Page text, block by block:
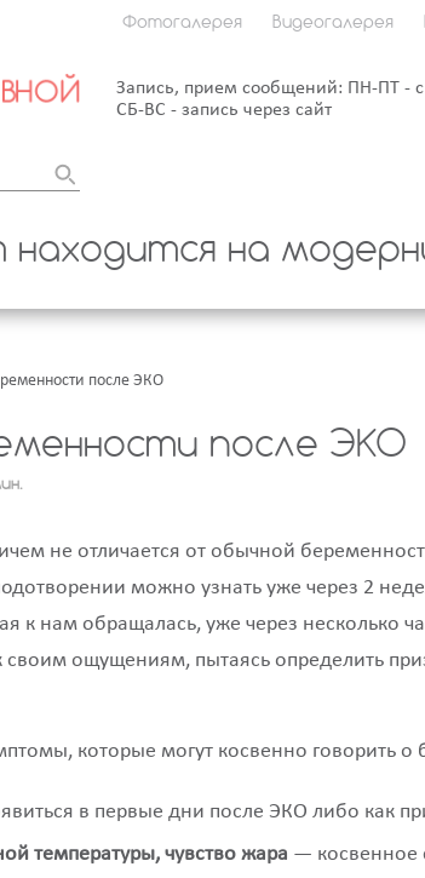
Фотогалерея Видеогалерея
Запись, прием сообщений: ПН-ПТ - с
СБ-ВС - запись через сайт
на
после ЭКО
после ЭКО
не отличается от обычной
можно узнать уже через 2
к нам обращалась, уже через несколько
своим ощущениям, пытаясь определить
которые могут косвенно говорить о
в первые дни после ЭКО либо как
температуры, чувство жара — косвенное